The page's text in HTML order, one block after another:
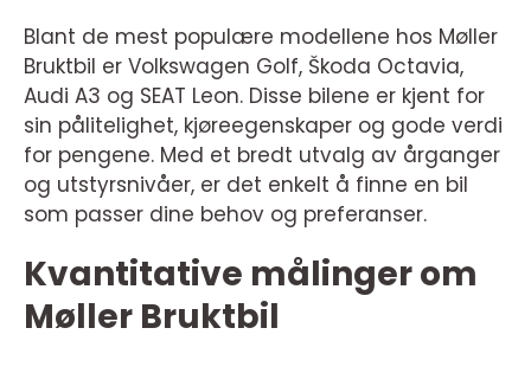
Blant de mest populære modellene hos Møller
Bruktbil er Volkswagen Golf, Škoda Octavia,
Audi A3 og SEAT Leon. Disse bilene er kjent for
sin pålitelighet, kjøreegenskaper og gode verdi
for pengene. Med et bredt utvalg av årganger
og utstyrsnivåer, er det enkelt å finne en bil
som passer dine behov og preferanser.
Kvantitative målinger om
Møller Bruktbil